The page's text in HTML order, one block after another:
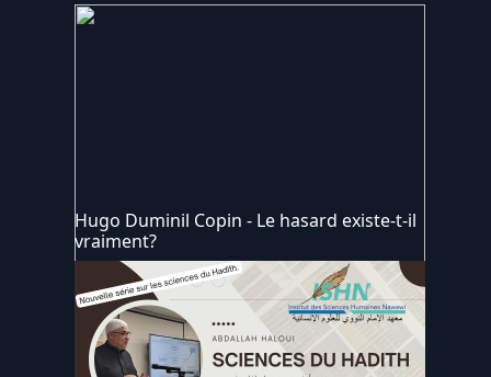
Hugo Duminil Copin - Le hasard existe-t-il
vraiment?